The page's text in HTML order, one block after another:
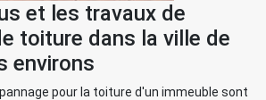
et les travaux de
toiture dans la ville de
environs
pour la toiture d'un immeuble sont